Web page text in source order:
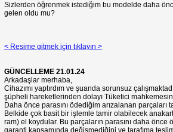
Sizlerden öğrenmek istediğim bu modelde daha
gelen oldu mu?
< Resime gitmek için tıklayın >
GÜNCELLEME 21.01.24
Arkadaşlar merhaba,
Cihazımı yaptırdım ve şuanda sorunsuz
şüpheli hareketlerinden dolayı Tüketici
Daha önce parasını ödediğim arızalanan parçaları
Belkide çok basit bir işlemle tamir olabilecek
ram) el koydular. Bu parçaların parasını daha önce
garanti kapsamında değişmediğini ve tarafıma